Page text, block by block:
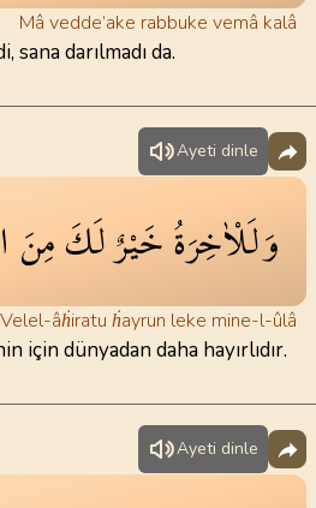
Mâ vedde’ake rabbuke vemâ kalâ
darılmadı da.
Ayeti dinle
وَلَلْاٰخِرَةُخَيْرٌلَكَمِنَ
Velel-âḣiratu ḣayrun leke mine-l-ûlâ
için dünyadan daha hayırlıdır.
Ayeti dinle